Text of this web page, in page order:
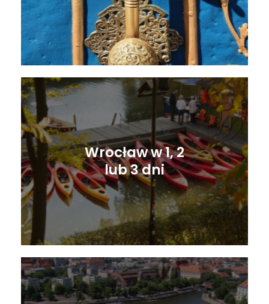
Wrocław w 1, 2
lub 3 dni